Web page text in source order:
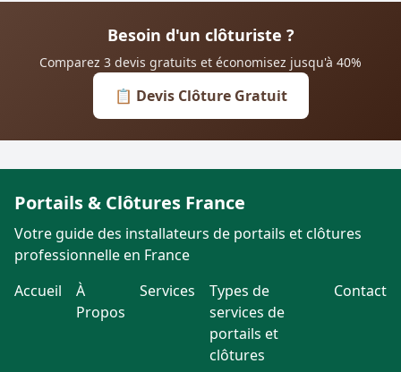
Besoin d'un clôturiste ?
Comparez 3 devis gratuits et économisez jusqu'à 40%
📋 Devis Clôture Gratuit
Portails & Clôtures France
Votre guide des installateurs de portails et clôtures
professionnelle en France
Accueil
À
Propos
Services
Types de
services de
portails et
clôtures
Contact